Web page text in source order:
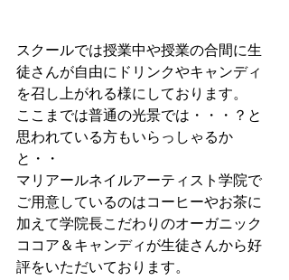
スクールでは授業中や授業の合間に生
徒さんが自由にドリンクやキャンディ
を召し上がれる様にしております。
ここまでは普通の光景では・・・？と
思われている方もいらっしゃるか
と・・
マリアールネイルアーティスト学院で
ご用意しているのはコーヒーやお茶に
加えて学院長こだわりのオーガニック
ココア＆キャンディが生徒さんから好
評をいただいております。